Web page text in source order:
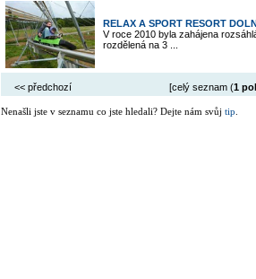
RELAX A SPORT RESORT
V roce 2010 byla zahájena
rozdělená na 3 ...
<< předchozí [celý seznam (1
Nenašli jste v seznamu co jste hledali? Dejte nám svůj tip